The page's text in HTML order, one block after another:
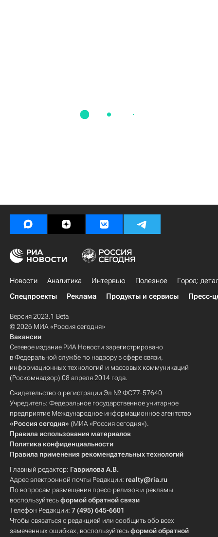
Новости Аналитика Интервью Полезное
Город:
Спецпроекты
Реклама Продукты и сервисы Пресс-
Версия 2023.1 Beta
© 2026 МИА «Россия сегодня»
Вакансии
Сетевое издание РИА Новости зарегистрировано
в Федеральной службе по надзору в сфере связи,
информационных технологий и массовых коммуникаций
(Роскомнадзор) 08 апреля 2014 года.
Свидетельство о регистрации Эл № ФС77-57640
Учредитель: Федеральное государственное унитарное
предприятие Международное информационное агентство
«Россия сегодня» (МИА «Россия сегодня»).
Правила использования материалов
Политика конфиденциальности
Правила применения рекомендательных технологий
Главный редактор: Гаврилова А.В.
Адрес электронной почты Редакции: realty@ria.ru
По вопросам размещения пресс-релизов и рекламы
воспользуйтесьформой обратной связи
Телефон Редакции: 7 (495) 645-6601
Чтобы связаться с редакцией или сообщить обо всех
замеченных ошибках, воспользуйтесьформой обратной